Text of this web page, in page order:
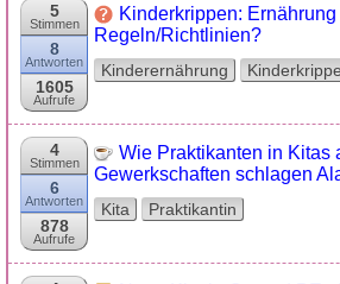
5
Stimmen
8
Antworten
1605
Aufrufe
Kinderkrippen:
Regeln/Richtlinien?
Kinderernährung
4
Stimmen
6
Antworten
878
Aufrufe
Wie Praktikanten in Kitas
Gewerkschaften schlagen
Kita Praktikantin